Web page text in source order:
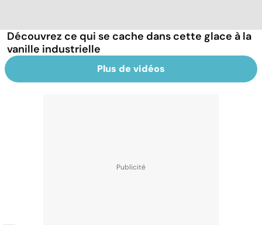
Découvrez ce qui se cache dans cette glace à la
vanille industrielle
Plus de vidéos